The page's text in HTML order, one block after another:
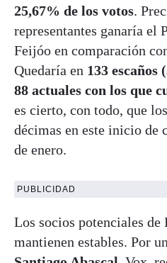
25,67% de los votos.
representantes ganaría el
Feijóo en comparación
Quedaría en 133 escaños
88 actuales con los que
es cierto, con todo, que
décimas en este inicio de
de enero.
PUBLICIDAD
Los socios potenciales de
mantienen estables. Por